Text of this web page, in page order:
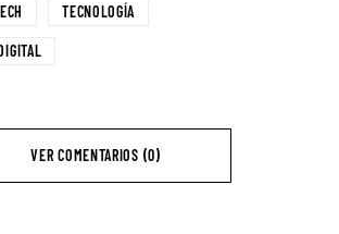
TECNOLOGÍA
VER COMENTARIOS (0)